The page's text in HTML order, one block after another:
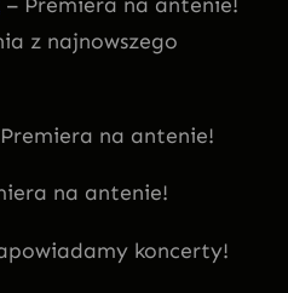
z najnowszego
na antenie!
na antenie!
koncerty!